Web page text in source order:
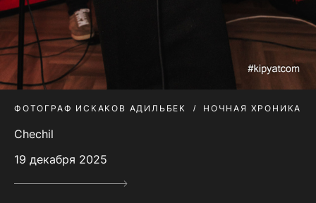
ФОТОГРАФ ИСКАКОВ АДИЛЬБЕК НОЧНАЯ ХРОНИКА
Chechil
19 декабря 2025